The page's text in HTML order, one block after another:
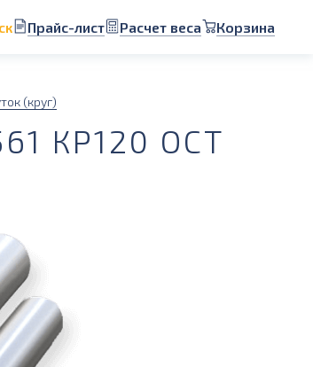
Прайс-лист Расчет веса Корзина
(круг)
КР120 ОСТ